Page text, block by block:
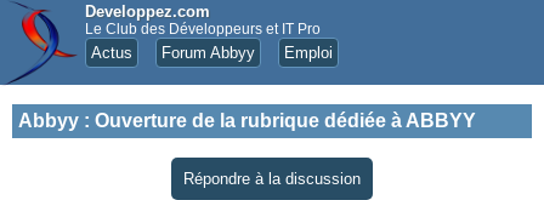
Developpez.com
Le Club des Développeurs et IT Pro
Actus Forum Abbyy Emploi
Abbyy : Ouverture de la rubrique dédiée à ABBYY
Répondre à la discussion